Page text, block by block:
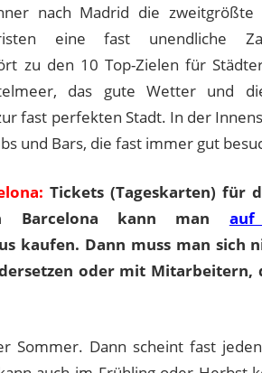
nach Madrid die zweitgrößte
eine fast unendliche
zu den 10 Top-Zielen für
das gute Wetter und
fast perfekten Stadt. In der
und Bars, die fast immer gut
Tickets (Tageskarten) für
Barcelona kann man
kaufen. Dann muss man sich
oder mit Mitarbeitern,
Sommer. Dann scheint fast